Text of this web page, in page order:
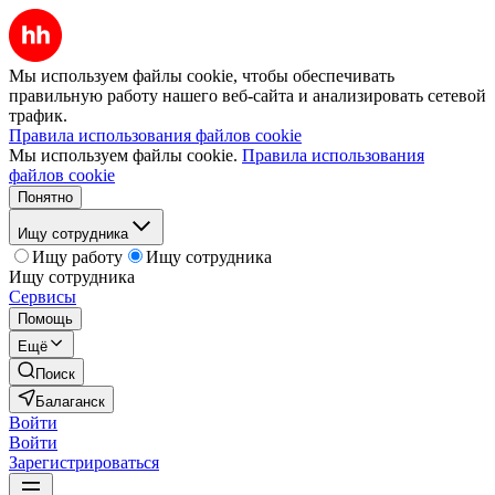
Мы используем файлы cookie, чтобы обеспечивать
правильную работу нашего веб-сайта и анализировать сетевой
трафик.
Правила использования файлов cookie
Мы используем файлы cookie. Правила использования
файлов cookie
Понятно
Ищу сотрудника
Ищу работу
Ищу сотрудника
Ищу сотрудника
Сервисы
Помощь
Ещё
Поиск
Балаганск
Войти
Войти
Зарегистрироваться